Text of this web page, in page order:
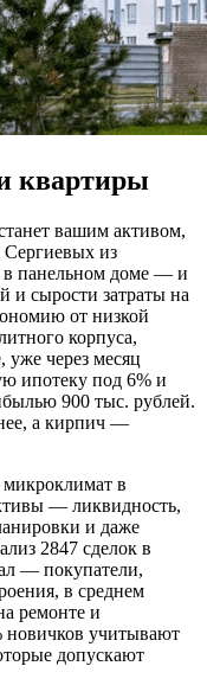
квартиры
вашим активом,
Сергиевых из
в панельном доме — и
и сырости затраты на
от низкой
корпуса,
через месяц
ипотеку под 6% и
900 тыс. рублей.
а кирпич —
микроклимат в
— ликвидность,
и даже
2847 сделок в
— покупатели,
в среднем
ремонте и
новичков учитывают
допускают